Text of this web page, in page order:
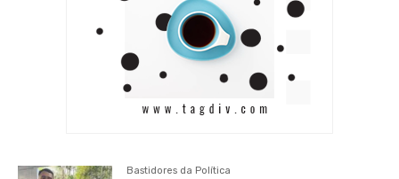
Bastidores da Política